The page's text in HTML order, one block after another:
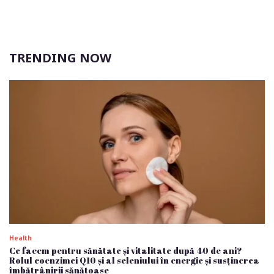
TRENDING NOW
Health
Ce facem pentru sănătate și vitalitate după 40 de ani?
Rolul coenzimei Q10 și al seleniului în energie și susținerea
îmbătrânirii sănătoase